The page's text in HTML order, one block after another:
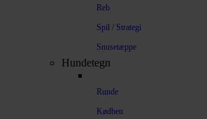
Reb
Spil / Strategi
Snusetæppe
Hundetegn
Runde
Kødben